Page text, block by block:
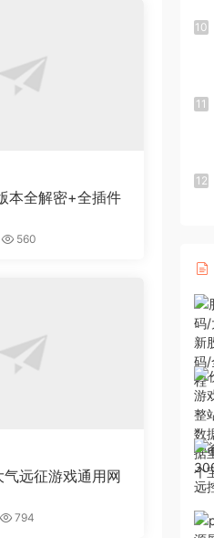
本全解密+全插件
560
远征游戏通用网
794
10
11
12